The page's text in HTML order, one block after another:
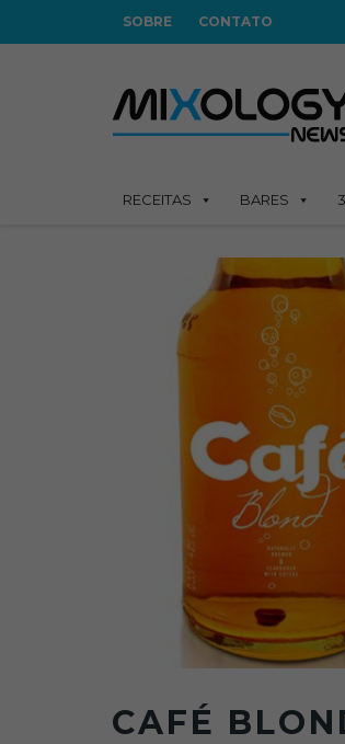
SOBRE CONTATO
RECEITAS BARES
CAFÉ